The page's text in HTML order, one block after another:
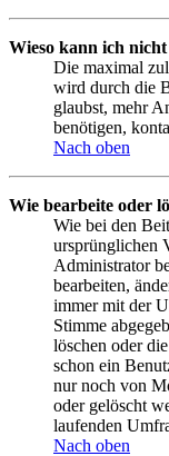
Wieso kann ich
Die maximal
wird durch die
glaubst, mehr
benötigen,
Nach oben
Wie bearbeite oder
Wie bei den
ursprünglichen
Administrator
bearbeiten,
immer mit der
Stimme
löschen oder
schon ein
nur noch von
oder gelöscht
laufenden
Nach oben